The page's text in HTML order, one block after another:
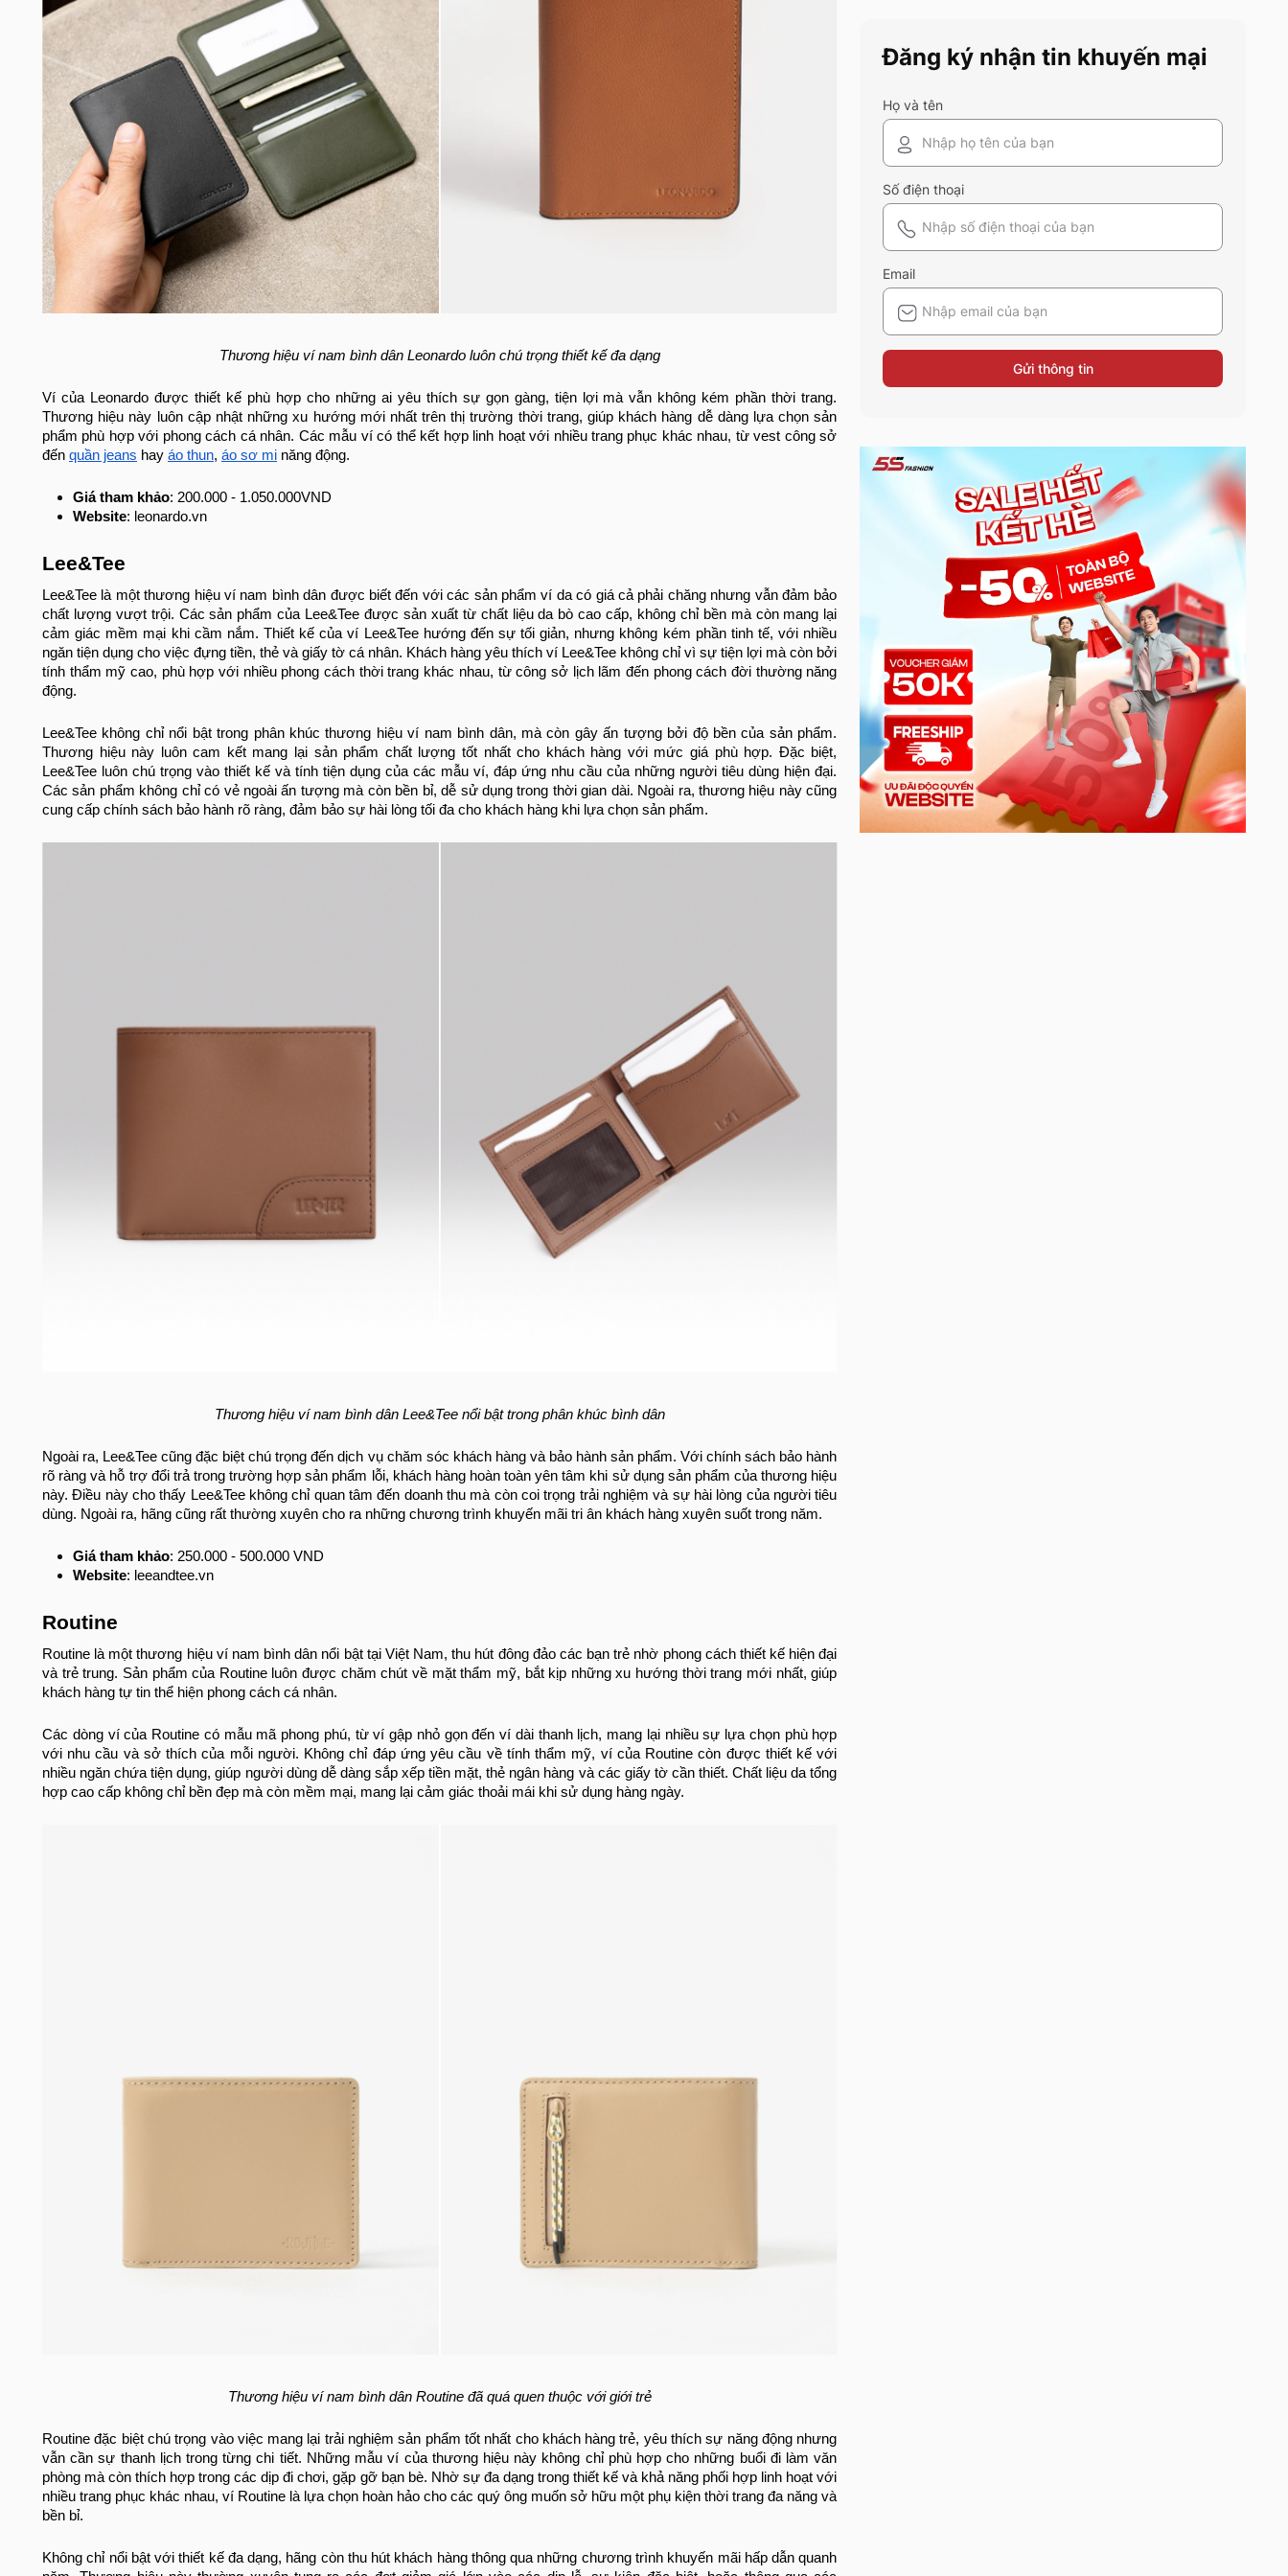
Thương hiệu ví nam bình dân Leonardo luôn chú trọng thiết kế đa dạng
Ví của Leonardo được thiết kế phù hợp cho những ai yêu thích sự gọn gàng, tiện lợi mà vẫn không kém phần thời trang.
Thương hiệu này luôn cập nhật những xu hướng mới nhất trên thị trường thời trang, giúp khách hàng dễ dàng lựa chọn sản
phẩm phù hợp với phong cách cá nhân. Các mẫu ví có thể kết hợp linh hoạt với nhiều trang phục khác nhau, từ vest công sở
đến quần jeans hay áo thun, áo sơ mi năng động.
Giá tham khảo: 200.000 - 1.050.000VND
Website: leonardo.vn
Lee&Tee
Lee&Tee là một thương hiệu ví nam bình dân được biết đến với các sản phẩm ví da có giá cả phải chăng nhưng vẫn đảm bảo
chất lượng vượt trội. Các sản phẩm của Lee&Tee được sản xuất từ chất liệu da bò cao cấp, không chỉ bền mà còn mang lại
cảm giác mềm mại khi cầm nắm. Thiết kế của ví Lee&Tee hướng đến sự tối giản, nhưng không kém phần tinh tế, với nhiều
ngăn tiện dụng cho việc đựng tiền, thẻ và giấy tờ cá nhân. Khách hàng yêu thích ví Lee&Tee không chỉ vì sự tiện lợi mà còn bởi
tính thẩm mỹ cao, phù hợp với nhiều phong cách thời trang khác nhau, từ công sở lịch lãm đến phong cách đời thường năng
động.
Lee&Tee không chỉ nổi bật trong phân khúc thương hiệu ví nam bình dân, mà còn gây ấn tượng bởi độ bền của sản phẩm.
Thương hiệu này luôn cam kết mang lại sản phẩm chất lượng tốt nhất cho khách hàng với mức giá phù hợp. Đặc biệt,
Lee&Tee luôn chú trọng vào thiết kế và tính tiện dụng của các mẫu ví, đáp ứng nhu cầu của những người tiêu dùng hiện đại.
Các sản phẩm không chỉ có vẻ ngoài ấn tượng mà còn bền bỉ, dễ sử dụng trong thời gian dài. Ngoài ra, thương hiệu này cũng
cung cấp chính sách bảo hành rõ ràng, đảm bảo sự hài lòng tối đa cho khách hàng khi lựa chọn sản phẩm.
Thương hiệu ví nam bình dân Lee&Tee nổi bật trong phân khúc bình dân
Ngoài ra, Lee&Tee cũng đặc biệt chú trọng đến dịch vụ chăm sóc khách hàng và bảo hành sản phẩm. Với chính sách bảo hành
rõ ràng và hỗ trợ đổi trả trong trường hợp sản phẩm lỗi, khách hàng hoàn toàn yên tâm khi sử dụng sản phẩm của thương hiệu
này. Điều này cho thấy Lee&Tee không chỉ quan tâm đến doanh thu mà còn coi trọng trải nghiệm và sự hài lòng của người tiêu
dùng. Ngoài ra, hãng cũng rất thường xuyên cho ra những chương trình khuyến mãi tri ân khách hàng xuyên suốt trong năm.
Giá tham khảo: 250.000 - 500.000 VND
Website: leeandtee.vn
Routine
Routine là một thương hiệu ví nam bình dân nổi bật tại Việt Nam, thu hút đông đảo các bạn trẻ nhờ phong cách thiết kế hiện đại
và trẻ trung. Sản phẩm của Routine luôn được chăm chút về mặt thẩm mỹ, bắt kịp những xu hướng thời trang mới nhất, giúp
khách hàng tự tin thể hiện phong cách cá nhân.
Các dòng ví của Routine có mẫu mã phong phú, từ ví gập nhỏ gọn đến ví dài thanh lịch, mang lại nhiều sự lựa chọn phù hợp
với nhu cầu và sở thích của mỗi người. Không chỉ đáp ứng yêu cầu về tính thẩm mỹ, ví của Routine còn được thiết kế với
nhiều ngăn chứa tiện dụng, giúp người dùng dễ dàng sắp xếp tiền mặt, thẻ ngân hàng và các giấy tờ cần thiết. Chất liệu da tổng
hợp cao cấp không chỉ bền đẹp mà còn mềm mại, mang lại cảm giác thoải mái khi sử dụng hàng ngày.
Thương hiệu ví nam bình dân Routine đã quá quen thuộc với giới trẻ
Routine đặc biệt chú trọng vào việc mang lại trải nghiệm sản phẩm tốt nhất cho khách hàng trẻ, yêu thích sự năng động nhưng
vẫn cần sự thanh lịch trong từng chi tiết. Những mẫu ví của thương hiệu này không chỉ phù hợp cho những buổi đi làm văn
phòng mà còn thích hợp trong các dịp đi chơi, gặp gỡ bạn bè. Nhờ sự đa dạng trong thiết kế và khả năng phối hợp linh hoạt với
nhiều trang phục khác nhau, ví Routine là lựa chọn hoàn hảo cho các quý ông muốn sở hữu một phụ kiện thời trang đa năng và
bền bỉ.
Không chỉ nổi bật với thiết kế đa dạng, hãng còn thu hút khách hàng thông qua những chương trình khuyến mãi hấp dẫn quanh
Đăng ký nhận tin khuyến mại
Họ và tên
Số điện thoại
Email
Gửi thông tin